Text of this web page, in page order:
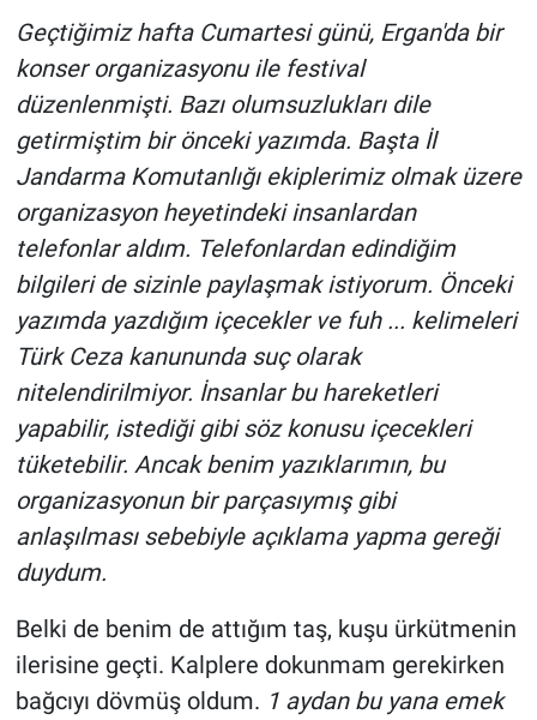
Geçtiğimiz hafta Cumartesi günü, Ergan'da bir
konser organizasyonu ile festival
düzenlenmişti. Bazı olumsuzlukları dile
getirmiştim bir önceki yazımda. Başta İl
Jandarma Komutanlığı ekiplerimiz olmak üzere
organizasyon heyetindeki insanlardan
telefonlar aldım. Telefonlardan edindiğim
bilgileri de sizinle paylaşmak istiyorum. Önceki
yazımda yazdığım içecekler ve fuh ... kelimeleri
Türk Ceza kanununda suç olarak
nitelendirilmiyor. İnsanlar bu hareketleri
yapabilir, istediği gibi söz konusu içecekleri
tüketebilir. Ancak benim yazıklarımın, bu
organizasyonun bir parçasıymış gibi
anlaşılması sebebiyle açıklama yapma gereği
duydum.
Belki de benim de attığım taş, kuşu ürkütmenin
ilerisine geçti. Kalplere dokunmam gerekirken
bağcıyı dövmüş oldum. 1 aydan bu yana emek